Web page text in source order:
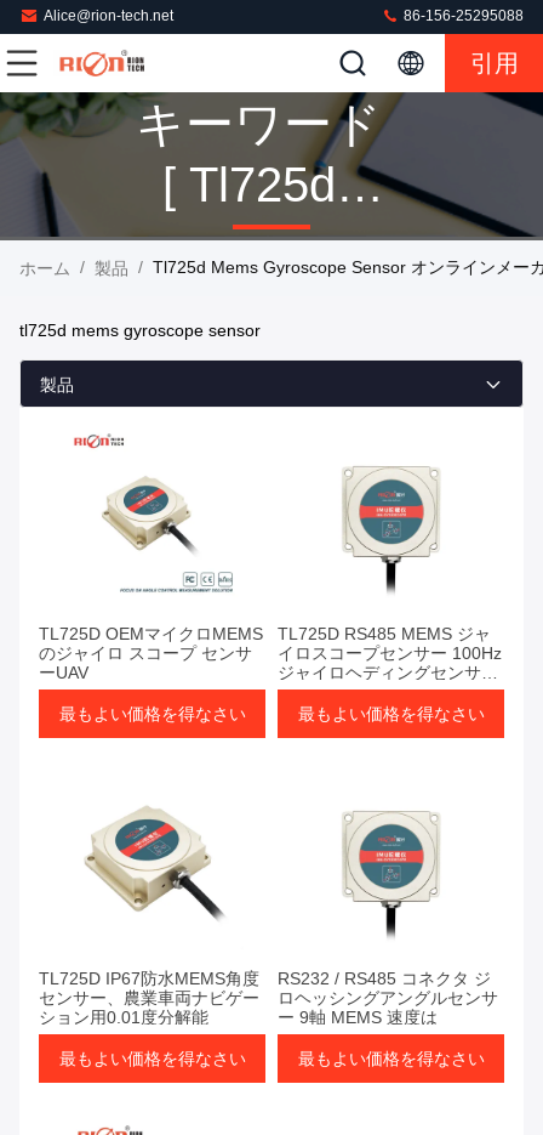
Alice@rion-tech.net 86-156-25295088
引用
キーワード
[ Tl725d
Mems
Sensor ] マ
ホーム / 製品 / Tl725d Mems Gyroscope Sensor オンラインメー
tl725d mems gyroscope sensor
製品
TL725D OEMマイクロMEMS
のジャイロ スコープ センサ
ーUAV
最もよい価格を得なさい
TL725D RS485 MEMS ジャ
イロスコープセンサー 100Hz
ジャイロヘディングセンサー
自動運転用
最もよい価格を得なさい
TL725D IP67防水MEMS角度
センサー、農業車両ナビゲー
ション用0.01度分解能
最もよい価格を得なさい
RS232 / RS485 コネクタ ジ
ロヘッシングアングルセンサ
ー 9軸 MEMS 速度は
最もよい価格を得なさい